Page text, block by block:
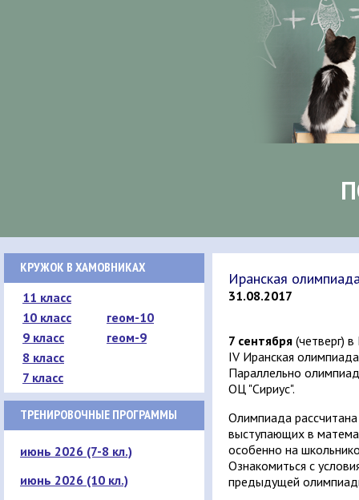
КРУЖОК В ХАМОВНИКАХ
11 класс
10 класс
геом-10
9 класс
геом-9
8 класс
7 класс
ТРЕНИРОВОЧНЫЕ ПРОГРАММЫ
июнь 2026 (7-8 кл.)
июнь 2026 (10 кл.)
Иранская
31.08.2017
7 сентября (четверг)
IV Иранская
Параллельно
ОЦ "Сириус".
Олимпиада
выступающих в
особенно на
Ознакомиться с
предыдущей